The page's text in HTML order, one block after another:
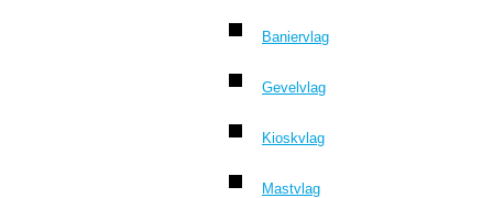
Baniervlag
Gevelvlag
Kioskvlag
Mastvlag